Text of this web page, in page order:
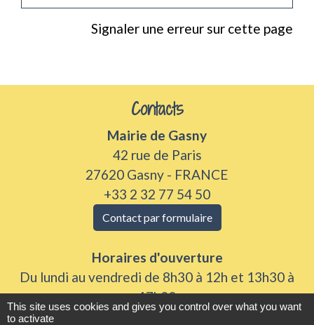
Signaler une erreur sur cette page
Contacts
Mairie de Gasny
42 rue de Paris
27620 Gasny - FRANCE
+33 2 32 77 54 50
Contact par formulaire
Horaires d'ouverture
Du lundi au vendredi de 8h30 à 12h et 13h30 à
17h30
Samedi 8h30 à 12h
This site uses cookies and gives you control over what you want
to activate